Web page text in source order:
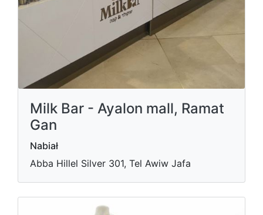
Milk Bar - Ayalon mall, Ramat
Gan
Nabiał
Abba Hillel Silver 301, Tel Awiw Jafa